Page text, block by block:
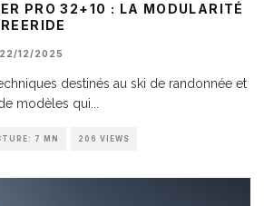
PRO 32+10 : LA MODULARITÉ
22/12/2025
destinés au ski de randonnée et
modèles qui
7 MN 206 VIEWS